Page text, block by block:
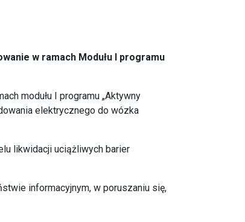
w ramach Modułu I programu
modułu I programu „Aktywny
elektrycznego do wózka
likwidacji uciążliwych barier
informacyjnym, w poruszaniu się,